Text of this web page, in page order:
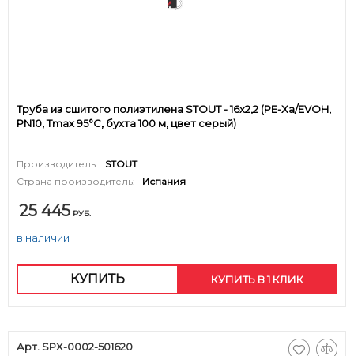
Труба из сшитого полиэтилена STOUT - 16x2,2 (PE-Xa/EVOH,
PN10, Tmax 95°C, бухта 100 м, цвет серый)
Производитель:
STOUT
Страна производитель:
Испания
25 445 РУБ.
в наличии
КУПИТЬ КУПИТЬ В 1 КЛИК
Арт. SPX-0002-501620